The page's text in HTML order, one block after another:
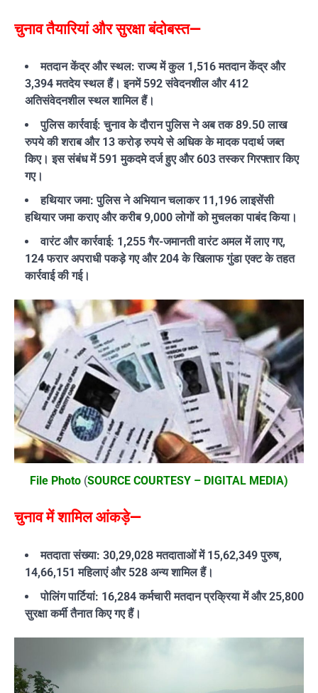
चुनाव तैयारियां और सुरक्षा बंदोबस्त—
मतदान केंद्र और स्थल: राज्य में कुल 1,516 मतदान केंद्र और
3,394 मतदेय स्थल हैं। इनमें 592 संवेदनशील और 412
अतिसंवेदनशील स्थल शामिल हैं।
पुलिस कार्रवाई: चुनाव के दौरान पुलिस ने अब तक 89.50 लाख
रुपये की शराब और 13 करोड़ रुपये से अधिक के मादक पदार्थ जब्त
किए। इस संबंध में 591 मुकदमे दर्ज हुए और 603 तस्कर गिरफ्तार किए
गए।
हथियार जमा: पुलिस ने अभियान चलाकर 11,196 लाइसेंसी
हथियार जमा कराए और करीब 9,000 लोगों को मुचलका पाबंद किया।
वारंट और कार्रवाई: 1,255 गैर-जमानती वारंट अमल में लाए गए,
124 फरार अपराधी पकड़े गए और 204 के खिलाफ गुंडा एक्ट के तहत
कार्रवाई की गई।
File Photo (SOURCE COURTESY – DIGITAL MEDIA)
चुनाव में शामिल आंकड़े—
मतदाता संख्या: 30,29,028 मतदाताओं में 15,62,349 पुरुष,
14,66,151 महिलाएं और 528 अन्य शामिल हैं।
पोलिंग पार्टियां: 16,284 कर्मचारी मतदान प्रक्रिया में और 25,800
सुरक्षा कर्मी तैनात किए गए हैं।